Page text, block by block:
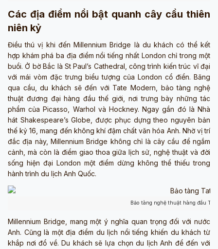
Các địa điểm nổi bật quanh cây cầu thiên
niên kỷ
Điều thú vị khi đến Millennium Bridge là du khách có thể kết
hợp khám phá ba địa điểm nổi tiếng nhất London chỉ trong một
buổi. Ở bờ Bắc là St Paul’s Cathedral, công trình kiến trúc vĩ đại
với mái vòm đặc trưng biểu tượng của London cổ điển. Băng
qua cầu, du khách sẽ đến với Tate Modern, bảo tàng nghệ
thuật đương đại hàng đầu thế giới, nơi trưng bày những tác
phẩm của Picasso, Warhol và Hockney. Ngay gần đó là Nhà
hát Shakespeare’s Globe, được phục dựng theo nguyên bản
thế kỷ 16, mang đến không khí đậm chất văn hóa Anh. Nhờ vị trí
đắc địa này, Millennium Bridge không chỉ là cây cầu để ngắm
cảnh, mà còn là điểm giao thoa giữa lịch sử, nghệ thuật và đời
sống hiện đại London một điểm dừng không thể thiếu trong
hành trình du lịch Anh Quốc.
Bảo tàng nghệ thuật hàng đầu
Millennium Bridge, mang một ý nghĩa quan trọng đối với nước
Anh. Cũng là một địa điểm du lịch nổi tiếng khiến du khách từ
khắp nơi đổ về. Du khách sẽ lựa chọn du lịch Anh để đến với